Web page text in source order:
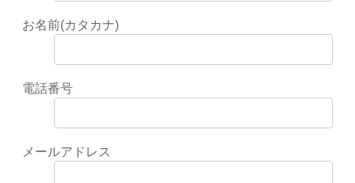
お名前(カタカナ)
電話番号
メールアドレス